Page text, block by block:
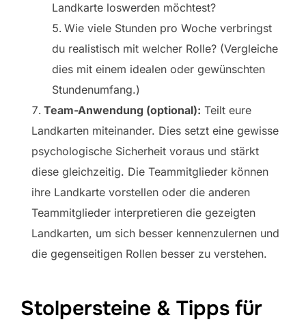
Landkarte loswerden möchtest?
Wie viele Stunden pro Woche verbringst
du realistisch mit welcher Rolle? (Vergleiche
dies mit einem idealen oder gewünschten
Stundenumfang.)
Team-Anwendung (optional): Teilt eure
Landkarten miteinander. Dies setzt eine gewisse
psychologische Sicherheit voraus und stärkt
diese gleichzeitig. Die Teammitglieder können
ihre Landkarte vorstellen oder die anderen
Teammitglieder interpretieren die gezeigten
Landkarten, um sich besser kennenzulernen und
die gegenseitigen Rollen besser zu verstehen.
Stolpersteine & Tipps für